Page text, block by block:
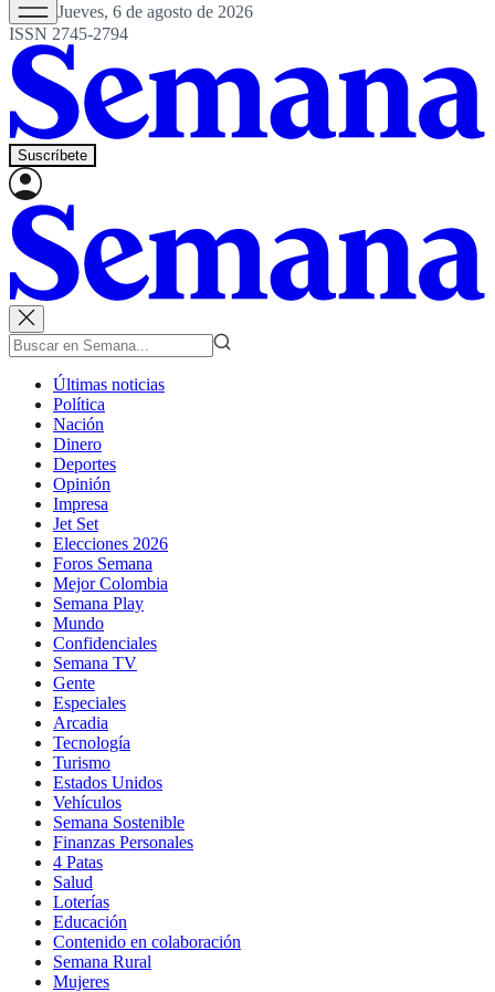
Jueves, 6 de agosto de 2026
ISSN 2745-2794
Suscríbete
Últimas noticias
Política
Nación
Dinero
Deportes
Opinión
Impresa
Jet Set
Elecciones 2026
Foros Semana
Mejor Colombia
Semana Play
Mundo
Confidenciales
Semana TV
Gente
Especiales
Arcadia
Tecnología
Turismo
Estados Unidos
Vehículos
Semana Sostenible
Finanzas Personales
4 Patas
Salud
Loterías
Educación
Contenido en colaboración
Semana Rural
Mujeres